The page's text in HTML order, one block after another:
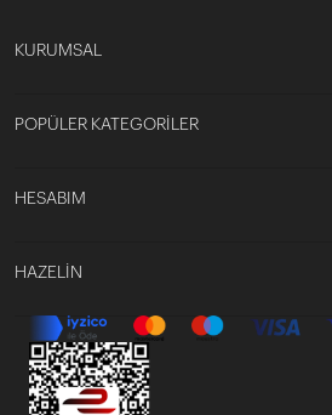
KURUMSAL
POPÜLER KATEGORİLER
HESABIM
HAZELİN